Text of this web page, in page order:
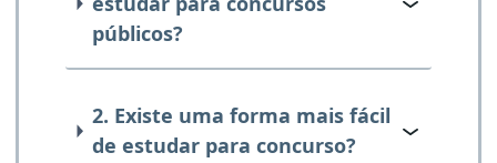
públicos?
2. Existe uma forma mais fácil
de estudar para concurso?